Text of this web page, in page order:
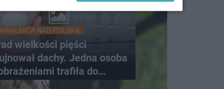
NAD POLSKĄ
wielkości pięści
dachy. Jedna osoba
trafiła do